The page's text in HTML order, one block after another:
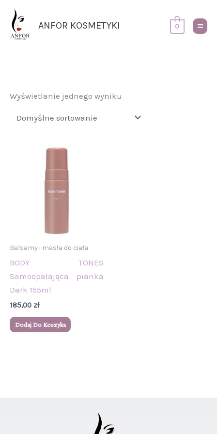
Przejdź
treści
ANFOR KOSMETYKI
Menu
0
Wyświetlanie jednego wyniku
Balsamy i masła do ciała
BODY TONES
Samoopalająca pianka
Dark 155ml
185,00 zł
Dodaj Do Koszyka